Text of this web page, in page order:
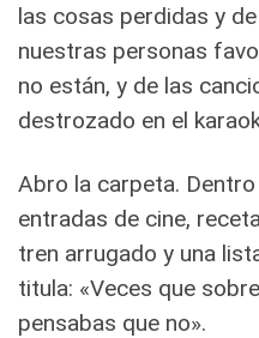
las cosas perdidas y
nuestras personas
no están, y de las
destrozado en el
Abro la carpeta.
entradas de cine,
tren arrugado y una
titula: «Veces que
pensabas que no».